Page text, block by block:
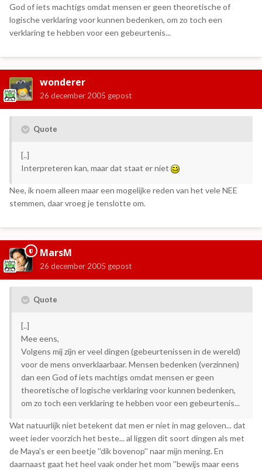
God of iets machtigs omdat mensen er geen theoretische of
logische verklaring voor kunnen bedenken, om zo toch een
verklaring te hebben voor een gebeurtenis...
wonderer
26 december 2005 gepost
Quote
[..]
Interpreteren kan, maar dat staat er niet
Nee, ik noem alleen maar een mogelijke reden van het vele NEE
stemmen, daar vroeg je tenslotte om.
MarsM
26 december 2005 gepost
Quote
[..]
Mee eens,
Volgens mij zijn er veel dingen (gebeurtenissen in de wereld)
voor de mens onverklaarbaar. Mensen bedenken (verzinnen)
dan een God of iets machtigs omdat mensen er geen
theoretische of logische verklaring voor kunnen bedenken,
om zo toch een verklaring te hebben voor een gebeurtenis...
Wat natuurlijk niet betekent dat men er niet in mag geloven... dat
weet ieder voorzich het beste... al liggen dit soort dingen als met
de Maya's er een beetje ''dik bovenop'' naar mijn mening. En
daarnaast gaat het heel vaak onder het mom ''bewijs maar eens